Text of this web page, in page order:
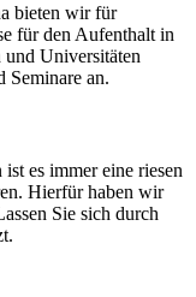
bieten wir für
für den Aufenthalt in
Universitäten
Seminare an.
es immer eine riesen
Hierfür haben wir
Sie sich durch